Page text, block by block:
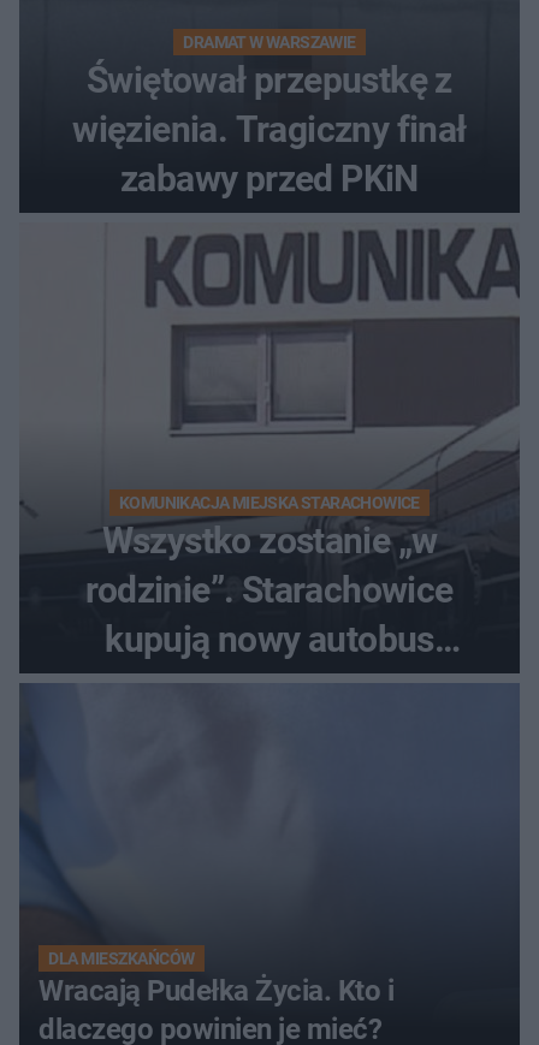
DRAMAT W WARSZAWIE
Świętował przepustkę z
więzienia. Tragiczny finał
zabawy przed PKiN
KOMUNIKACJA MIEJSKA STARACHOWICE
Wszystko zostanie „w
rodzinie”. Starachowice
kupują nowy autobus
elektryczny
DLA MIESZKAŃCÓW
Wracają Pudełka Życia. Kto i
dlaczego powinien je mieć?